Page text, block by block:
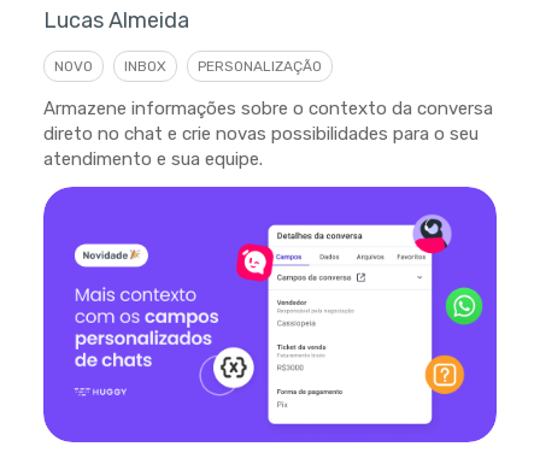
Lucas Almeida
NOVO INBOX PERSONALIZAÇÃO
Armazene informações sobre o contexto da conversa
direto no chat e crie novas possibilidades para o seu
atendimento e sua equipe.